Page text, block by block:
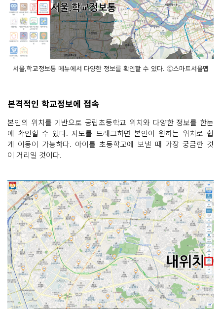
서울,학교정보통 메뉴에서 다양한 정보를 확인할 수 있다. Ⓒ스마트서울맵
본격적인 학교정보에 접속
본인의 위치를 기반으로 공립초등학교 위치와 다양한 정보를 한눈
에 확인할 수 있다. 지도를 드래그하면 본인이 원하는 위치로 쉽
게 이동이 가능하다. 아이를 초등학교에 보낼 때 가장 궁금한 것
이 거리일 것이다.